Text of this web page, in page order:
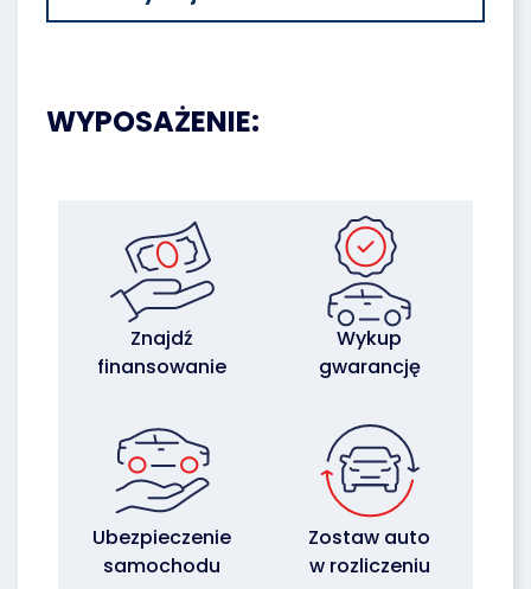
WYPOSAŻENIE:
Znajdź
finansowanie
Wykup
gwarancję
Ubezpieczenie
samochodu
Zostaw auto
w rozliczeniu